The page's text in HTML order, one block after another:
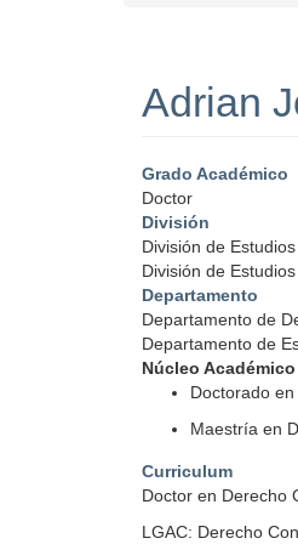
Adrian
Grado Académico
Doctor
División
División de
División de
Departamento
Departamento de
Departamento de
Núcleo Académico
Doctorado
Maestría en
Curriculum
Doctor en Derecho
LGAC: Derecho